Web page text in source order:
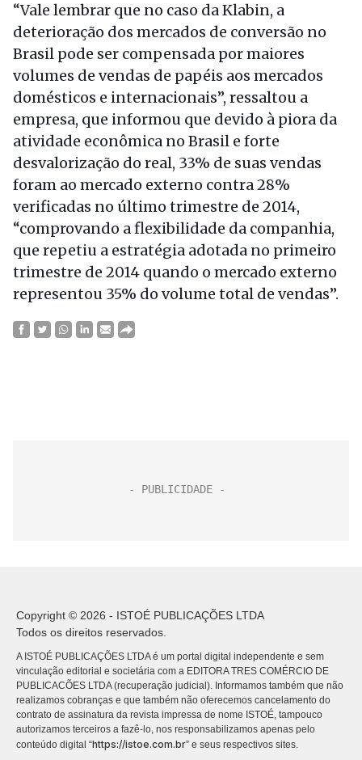
“Vale lembrar que no caso da Klabin, a
deterioração dos mercados de conversão no
Brasil pode ser compensada por maiores
volumes de vendas de papéis aos mercados
domésticos e internacionais”, ressaltou a
empresa, que informou que devido à piora da
atividade econômica no Brasil e forte
desvalorização do real, 33% de suas vendas
foram ao mercado externo contra 28%
verificadas no último trimestre de 2014,
“comprovando a flexibilidade da companhia,
que repetiu a estratégia adotada no primeiro
trimestre de 2014 quando o mercado externo
representou 35% do volume total de vendas”.
Copyright © 2026 - ISTOÉ PUBLICAÇÕES LTDA
Todos os direitos reservados.
A ISTOÉ PUBLICAÇÕES LTDA é um portal digital independente e sem
vinculação editorial e societária com a EDITORA TRES COMÉRCIO DE
PUBLICACÕES LTDA (recuperação judicial). Informamos também que não
realizamos cobranças e que também não oferecemos cancelamento do
contrato de assinatura da revista impressa de nome ISTOÉ, tampouco
autorizamos terceiros a fazê-lo, nos responsabilizamos apenas pelo
conteúdo digital “https://istoe.com.br” e seus respectivos sites.